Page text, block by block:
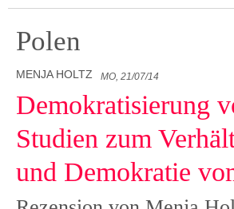
Polen
MENJA HOLTZ MO, 21/07/14
Demokratisierung
Studien zum
und Demokratie